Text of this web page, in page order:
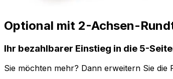
Optional mit 2-Achsen-
Ihr bezahlbarer Einstieg in die 5-
Sie möchten mehr? Dann erweitern Sie